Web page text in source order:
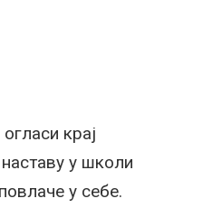
крај
у школи
у себе.